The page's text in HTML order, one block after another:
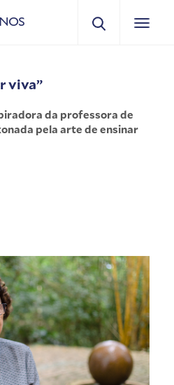
viva”
da professora de
pela arte de ensinar